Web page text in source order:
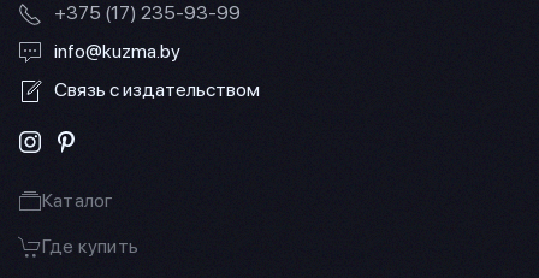
+375 (17) 235-93-99
info@kuzma.by
Связь с издательством
Каталог
Где купить